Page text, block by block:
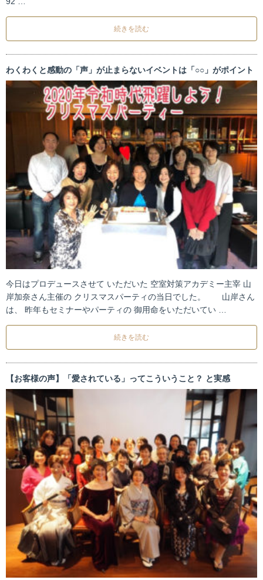
続きを読む
わくわくと感動の「声」が止まらないイベントは「○○」がポイント
今日はプロデュースさせて いただいた 空室対策アカデミー主宰 山
岸加奈さん主催の クリスマスパーティの当日でした。 山岸さん
は、 昨年もセミナーやパーティの 御用命をいただいてい …
続きを読む
【お客様の声】「愛されている」ってこういうこと？ と実感